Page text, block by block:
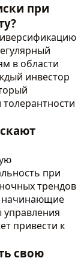
при
в области
инвестор
при
трендов
начинающие
привести к
свою